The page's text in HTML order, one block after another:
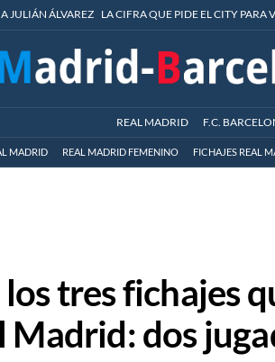
JULIÁN ÁLVAREZ LA CIFRA QUE PIDE EL CITY PARA
REAL MADRID F.C.
MADRID REAL MADRID FEMENINO FICHAJES REAL
tres fichajes
Madrid: dos